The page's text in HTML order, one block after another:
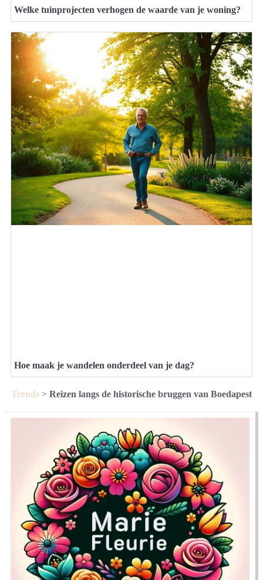
Welke tuinprojecten verhogen de waarde van je woning?
Hoe maak je wandelen onderdeel van je dag?
Trends > Reizen langs de historische bruggen van Boedapest